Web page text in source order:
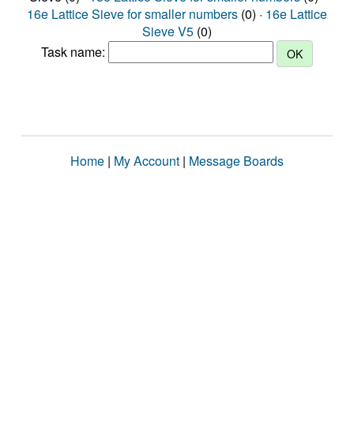
16e Lattice Sieve for smaller numbers (0) · 16e Lattice
Sieve V5 (0)
Task name:
Home | My Account | Message Boards